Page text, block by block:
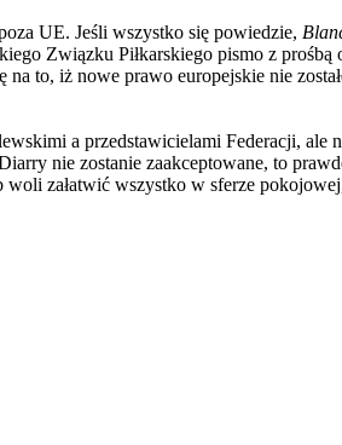
UE. Jeśli wszystko się powiedzie,
Związku Piłkarskiego pismo z
to, iż nowe prawo europejskie nie
a przedstawicielami Federacji, ale
nie zostanie zaakceptowane, to
woli załatwić wszystko w sferze